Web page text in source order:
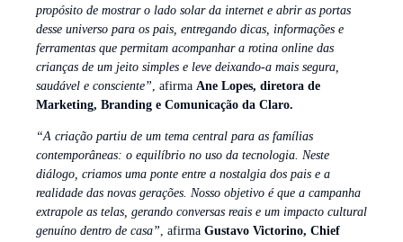
propósito de mostrar o lado solar da internet e abrir as portas
desse universo para os pais, entregando dicas, informações e
ferramentas que permitam acompanhar a rotina online das
crianças de um jeito simples e leve deixando-a mais segura,
saudável e consciente” , afirma Ane Lopes, diretora de
Marketing, Branding e Comunicação da Claro.
“A criação partiu de um tema central para as famílias
contemporâneas: o equilíbrio no uso da tecnologia. Neste
diálogo, criamos uma ponte entre a nostalgia dos pais e a
realidade das novas gerações. Nosso objetivo é que a campanha
extrapole as telas, gerando conversas reais e um impacto cultural
genuíno dentro de casa”, afirma Gustavo Victorino, Chief